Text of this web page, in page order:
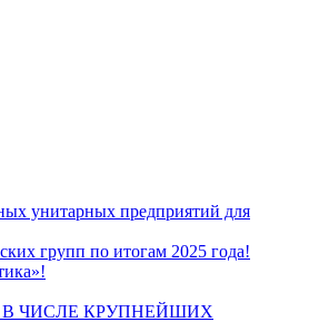
унитарных предприятий для
групп по итогам 2025 года!
В ЧИСЛЕ КРУПНЕЙШИХ